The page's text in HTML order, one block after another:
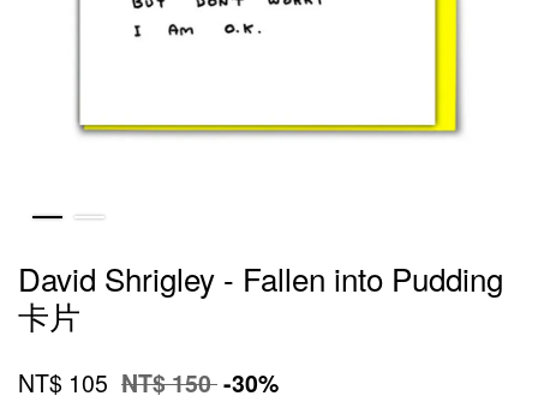
David Shrigley - Fallen into Pudding
卡片
NT$ 105 NT$ 150-30%